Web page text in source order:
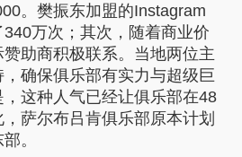
。樊振东加盟的Instagram
万次；其次，随着商业价
助商积极联系。当地两位主
确保俱乐部有实力与超级巨
这种人气已经让俱乐部在48
萨尔布吕肯俱乐部原本计划
。